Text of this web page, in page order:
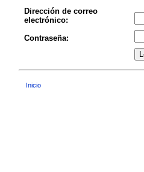
Dirección de correo
electrónico:
Contraseña:
Inicio